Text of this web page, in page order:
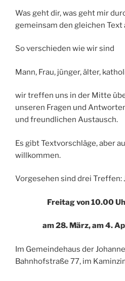
Was geht dir, was geht mir
gemeinsam den gleichen Text
So verschieden wie wir sind
Mann, Frau, jünger, älter,
wir treffen uns in der Mitte
unseren Fragen und
und freundlichen Austausch.
Es gibt Textvorschläge, aber
willkommen.
Vorgesehen sind drei Treffen:
Freitag von 10.00 Uhr
am 28. März, am 4. April
Im Gemeindehaus der
Bahnhofstraße 77, im